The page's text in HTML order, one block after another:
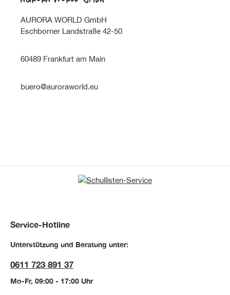
AURORA WORLD GmbH
Eschborner Landstraße 42-50
60489 Frankfurt am Main
buero@auroraworld.eu
Service-Hotline
Unterstützung und Beratung unter:
0611 723 891 37
Mo-Fr, 09:00 - 17:00 Uhr